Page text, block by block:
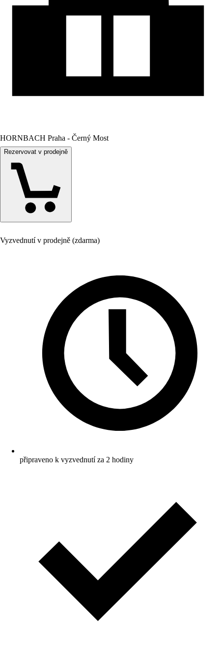
HORNBACH Praha - Černý Most
Rezervovat v prodejně
Vyzvednutí v prodejně (zdarma)
připraveno k vyzvednutí za 2 hodiny